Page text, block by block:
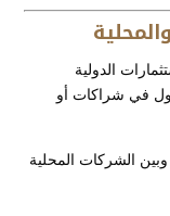
الدولية
في شراكات أو
وبين الشركات المحلية